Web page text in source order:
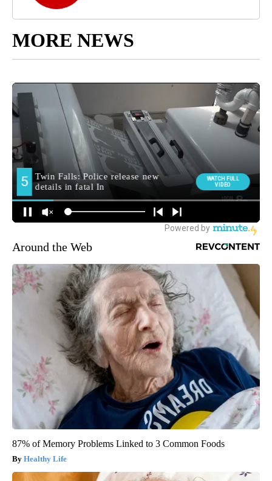
MORE NEWS
Around the Web
87% of Memory Problems Linked to 3 Common Foods
Healthy Life